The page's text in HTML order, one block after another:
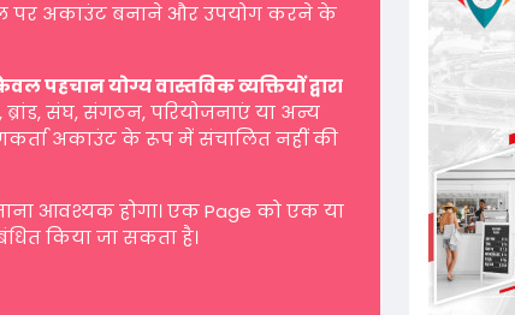
पर अकाउंट बनाने और उपयोग करने के
पहचान योग्य वास्तविक व्यक्तियों द्वारा
ब्रांड, संघ, संगठन, परियोजनाएं या अन्य
अकाउंट के रूप में संचालित नहीं की
आवश्यक होगा। एक Page को एक या
किया जा सकता है।